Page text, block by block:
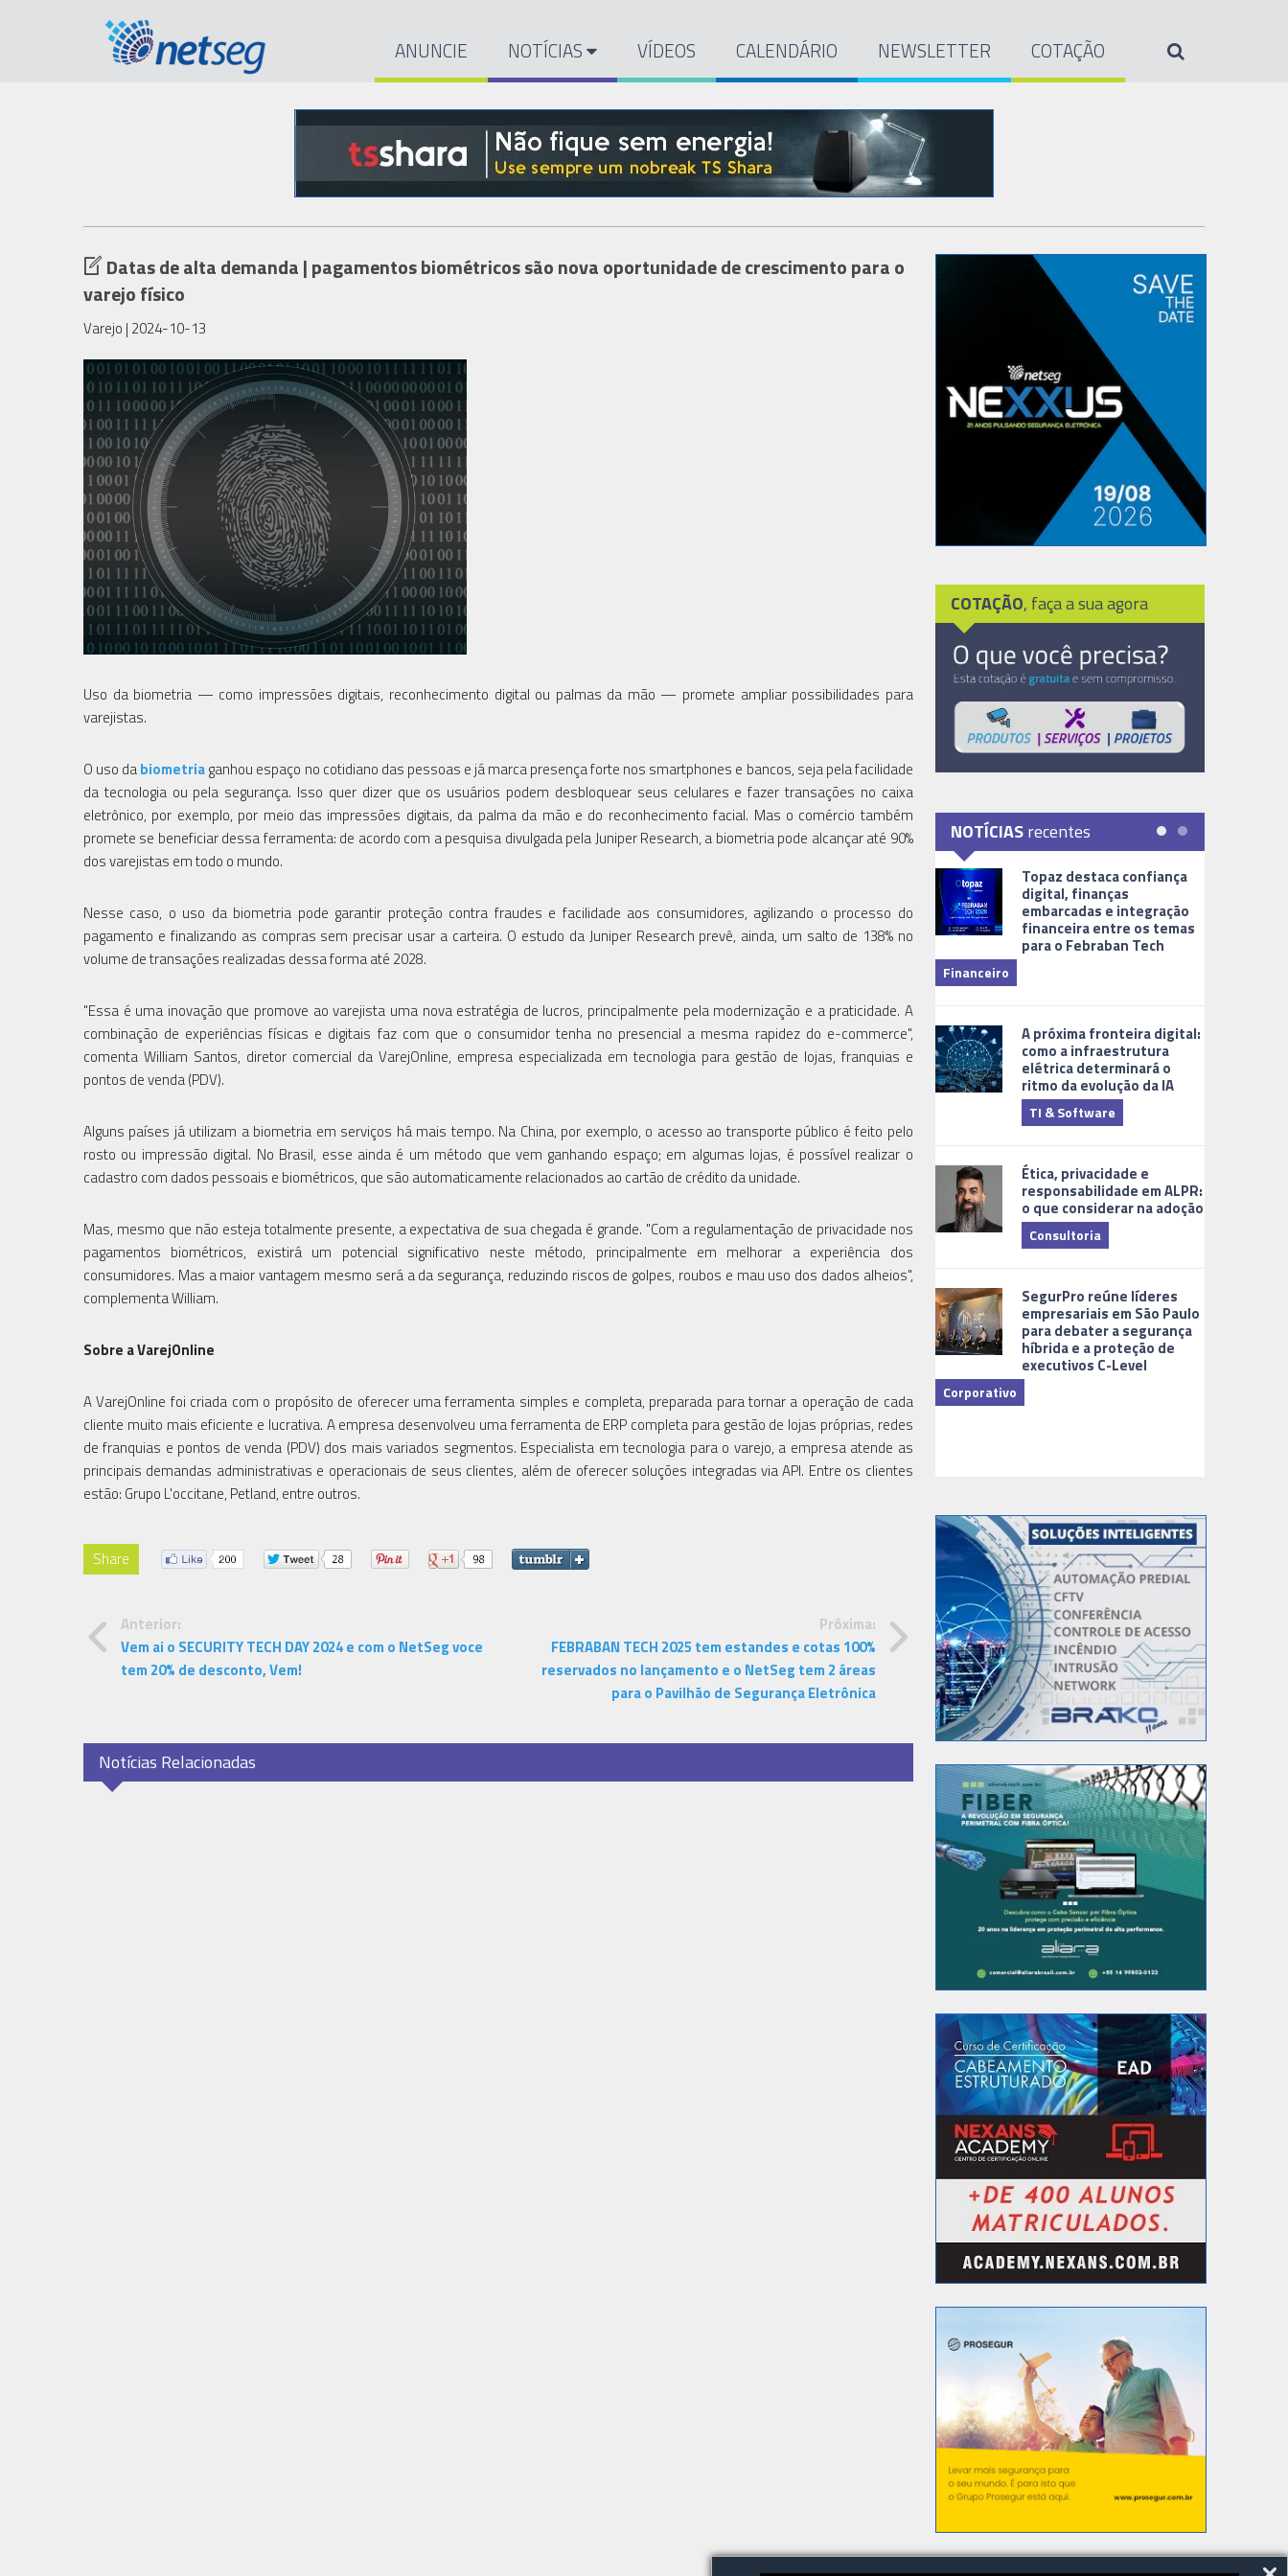
ANUNCIE NOTÍCIAS VÍDEOS CALENDÁRIO NEWSLETTER COTAÇÃO
Datas de alta demanda | pagamentos biométricos são nova oportunidade de crescimento para o
varejo físico
Varejo | 2024-10-13
Uso da biometria — como impressões digitais, reconhecimento digital ou palmas da mão — promete ampliar possibilidades para
varejistas.
O uso dabiometriaganhou espaço no cotidiano das pessoas e já marca presença forte nos smartphones e bancos, seja pela facilidade
da tecnologia ou pela segurança. Isso quer dizer que os usuários podem desbloquear seus celulares e fazer transações no caixa
eletrônico, por exemplo, por meio das impressões digitais, da palma da mão e do reconhecimento facial. Mas o comércio também
promete se beneficiar dessa ferramenta: de acordo com a pesquisa divulgada pela Juniper Research, a biometria pode alcançar até 90%
dos varejistas em todo o mundo.
Nesse caso, o uso da biometria pode garantir proteção contra fraudes e facilidade aos consumidores, agilizando o processo do
pagamento e finalizando as compras sem precisar usar a carteira. O estudo da Juniper Research prevê, ainda, um salto de 138% no
volume de transações realizadas dessa forma até 2028.
"Essa é uma inovação que promove ao varejista uma nova estratégia de lucros, principalmente pela modernização e a praticidade. A
combinação de experiências físicas e digitais faz com que o consumidor tenha no presencial a mesma rapidez do e-commerce",
comenta William Santos, diretor comercial da VarejOnline, empresa especializada em tecnologia para gestão de lojas, franquias e
pontos de venda (PDV).
Alguns países já utilizam a biometria em serviços há mais tempo. Na China, por exemplo, o acesso ao transporte público é feito pelo
rosto ou impressão digital. No Brasil, esse ainda é um método que vem ganhando espaço; em algumas lojas, é possível realizar o
cadastro com dados pessoais e biométricos, que são automaticamente relacionados ao cartão de crédito da unidade.
Mas, mesmo que não esteja totalmente presente, a expectativa de sua chegada é grande. "Com a regulamentação de privacidade nos
pagamentos biométricos, existirá um potencial significativo neste método, principalmente em melhorar a experiência dos
consumidores. Mas a maior vantagem mesmo será a da segurança, reduzindo riscos de golpes, roubos e mau uso dos dados alheios",
complementa William.
Sobre a VarejOnline
A VarejOnline foi criada com o propósito de oferecer uma ferramenta simples e completa, preparada para tornar a operação de cada
cliente muito mais eficiente e lucrativa. A empresa desenvolveu uma ferramenta de ERP completa para gestão de lojas próprias, redes
de franquias e pontos de venda (PDV) dos mais variados segmentos. Especialista em tecnologia para o varejo, a empresa atende as
principais demandas administrativas e operacionais de seus clientes, além de oferecer soluções integradas via API. Entre os clientes
estão: Grupo L'occitane, Petland, entre outros.
Share
Anterior:
Vem ai o SECURITY TECH DAY 2024 e com o NetSeg voce
tem 20% de desconto, Vem!
Próxima:
FEBRABAN TECH 2025 tem estandes e cotas 100%
reservados no lançamento e o NetSeg tem 2 áreas
para o Pavilhão de Segurança Eletrônica
Notícias Relacionadas
COTAÇÃO, faça a sua agora
NOTÍCIASrecentes
Topaz destaca confiança
digital, finanças
embarcadas e integração
financeira entre os temas
para o Febraban Tech
Financeiro
A próxima fronteira digital:
como a infraestrutura
elétrica determinará o
ritmo da evolução da IA
TI & Software
Ética, privacidade e
responsabilidade em ALPR:
o que considerar na adoção
Consultoria
SegurPro reúne líderes
empresariais em São Paulo
para debater a segurança
híbrida e a proteção de
executivos C-Level
Corporativo